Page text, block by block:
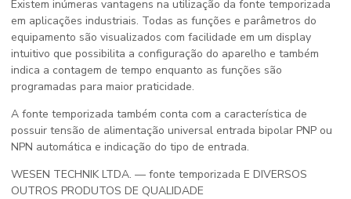
Existem inúmeras vantagens na utilização da fonte temporizada
em aplicações industriais. Todas as funções e parâmetros do
equipamento são visualizados com facilidade em um display
intuitivo que possibilita a configuração do aparelho e também
indica a contagem de tempo enquanto as funções são
programadas para maior praticidade.
A fonte temporizada também conta com a característica de
possuir tensão de alimentação universal entrada bipolar PNP ou
NPN automática e indicação do tipo de entrada.
WESEN TECHNIK LTDA. — fonte temporizada E DIVERSOS
OUTROS PRODUTOS DE QUALIDADE